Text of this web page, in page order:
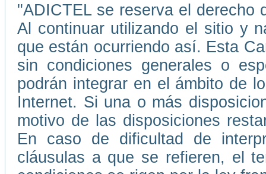
"ADICTEL se reserva el derecho
Al continuar utilizando el sitio y
que están ocurriendo así. Esta
sin condiciones generales o
podrán integrar en el ámbito de
Internet. Si una o más
motivo de las disposiciones
En caso de dificultad de
cláusulas a que se refieren, el